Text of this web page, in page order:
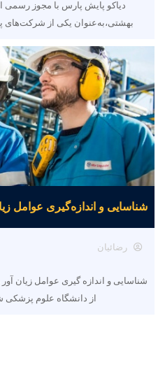
دیاکو پایش پارس با مجوز رسمی از
بهشتی،به‌عنوان یکی از شرکت‌های
شناسایی و اندازه‌گیری عوامل
رضائیان
شناسایی و اندازه گیری عوامل زیان آور
از دانشگاه علوم پزشکی